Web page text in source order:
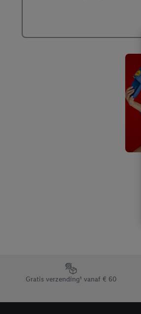
Footerelement met de verschillende
Gratis verzending¹ vanaf € 60